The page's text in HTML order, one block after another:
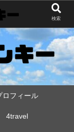
県の公園やお出かけス
も
ロフィール
4travel
検索